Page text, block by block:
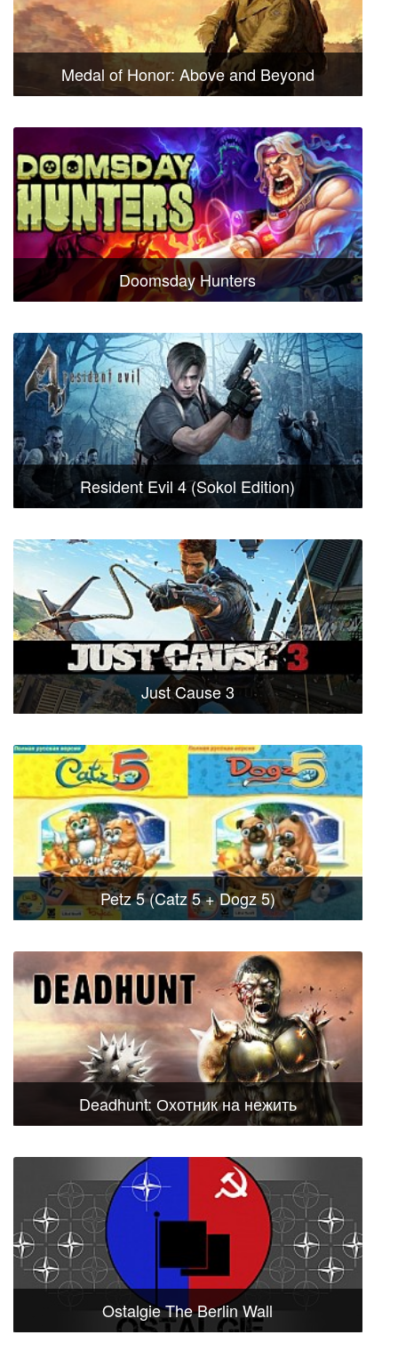
Medal of Honor: Above and Beyond
Doomsday Hunters
Resident Evil 4 (Sokol Edition)
Just Cause 3
Petz 5 (Catz 5 + Dogz 5)
Deadhunt: Охотник на нежить
Ostalgie The Berlin Wall